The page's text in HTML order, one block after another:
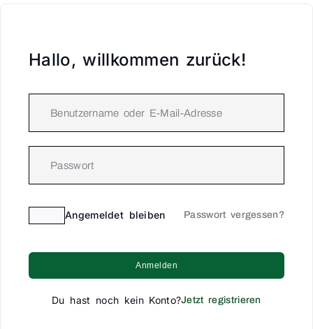
Hallo, willkommen zurück!
Angemeldet bleiben Passwort vergessen?
Anmelden
Du hast noch kein Konto?Jetzt registrieren